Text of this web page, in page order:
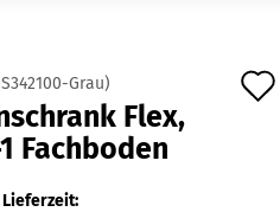
Grau)
Flex,
Fachboden
Lieferzeit: